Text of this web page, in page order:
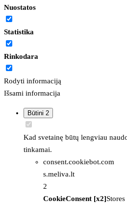
Nuostatos
Statistika
Rinkodara
Rodyti informaciją
Išsami informacija
Būtini 2
Kad svetainę būtų lengviau
tinkamai.
consent.cookiebot.com
s.meliva.lt
2
CookieConsent [x2]